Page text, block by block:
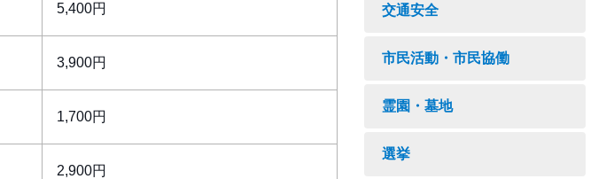
5,400円
3,900円
1,700円
2,900円
交通安全
市民活動・市民協働
霊園・墓地
選挙